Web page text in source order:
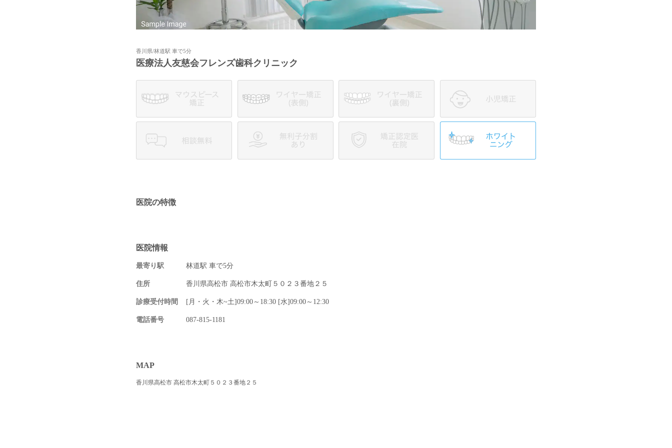
香川県/林道駅 車で5分
医療法人友慈会フレンズ歯科クリニック
医院の特徴
医院情報
最寄り駅 林道駅 車で5分
住所 香川県高松市 高松市木太町５０２３番地２５
診療受付時間 [月・火・木~土]09:00～18:30 [水]09:00～12:30
電話番号 087-815-1181
MAP
香川県高松市 高松市木太町５０２３番地２５